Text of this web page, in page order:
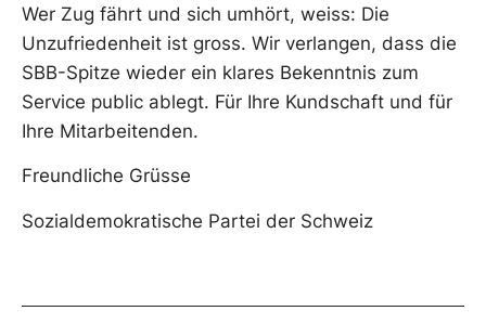
Wer Zug fährt und sich umhört, weiss: Die
Unzufriedenheit ist gross. Wir verlangen, dass die
SBB-Spitze wieder ein klares Bekenntnis zum
Service public ablegt. Für Ihre Kundschaft und für
Ihre Mitarbeitenden.
Freundliche Grüsse
Sozialdemokratische Partei der Schweiz